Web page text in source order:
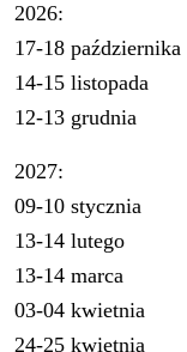
2026:
17-18 października
14-15 listopada
12-13 grudnia
2027:
09-10 stycznia
13-14 lutego
13-14 marca
03-04 kwietnia
24-25 kwietnia